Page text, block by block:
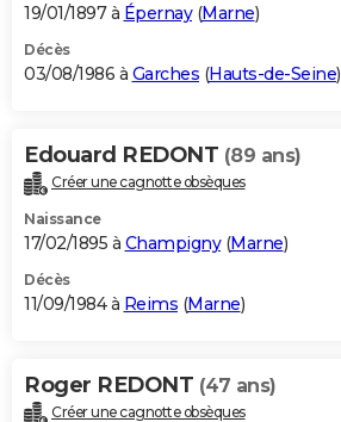
19/01/1897 à Épernay(Marne)
Décès
03/08/1986 à Garches (Hauts-de-Seine)
Edouard REDONT (89 ans)
Créer une cagnotte obsèques
Naissance
17/02/1895 à Champigny(Marne)
Décès
11/09/1984 à Reims (Marne)
Roger REDONT (47 ans)
Créer une cagnotte obsèques